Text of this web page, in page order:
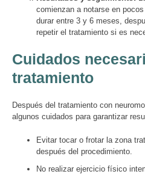
comienzan a notarse en
durar entre 3 y 6 meses,
repetir el tratamiento si es
Cuidados
tratamiento
Después del tratamiento con
algunos cuidados para garantizar
Evitar tocar o frotar la zona
después del procedimiento.
No realizar ejercicio físico